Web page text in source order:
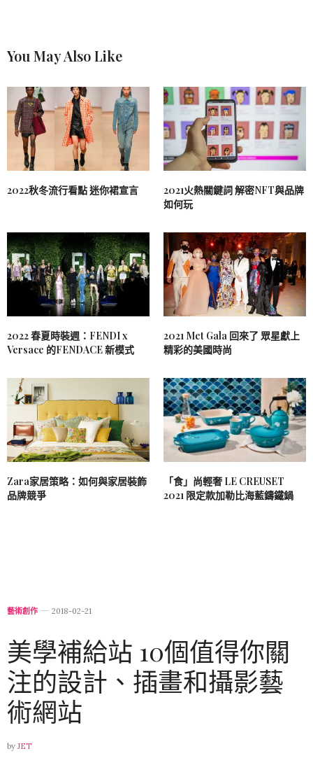
You May Also Like
2022秋冬流行看點 迷你裙宣言
2021火熱關鍵詞 解密NFT與品牌
如何玩
2022 春夏時裝週：FENDI x
Versace 的FENDACE 新模式
2021 Met Gala 回來了 眾星獻上
精彩的美國時尚
Zara家居策略：如何與家居裝飾
品牌競爭
「食」尚輕奢 LE CREUSET
2021 限定款加勒比海藍鑄鐵鍋
藝術創作 2018-02-21
美學補給站 10個值得你關
注的設計、插畫和攝影藝
術網站
by JET